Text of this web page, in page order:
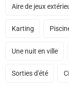
Aire de jeux
Karting
Une nuit en ville
Sorties d'été